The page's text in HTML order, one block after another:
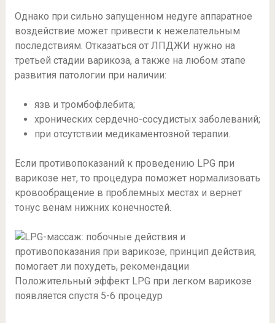
Однако при сильно запущенном недуге аппаратное
воздействие может привести к нежелательным
последствиям. Отказаться от ЛПДЖИ нужно на
третьей стадии варикоза, а также на любом этапе
развития патологии при наличии:
язв и тромбофлебита;
хронических сердечно-сосудистых заболеваний;
при отсутствии медикаментозной терапии.
Если противопоказаний к проведению LPG при
варикозе нет, то процедура поможет нормализовать
кровообращение в проблемных местах и вернет
тонус венам нижних конечностей.
Положительный эффект LPG при легком варикозе
появляется спустя 5-6 процедур